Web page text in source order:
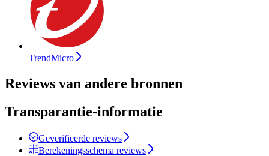
TrendMicro
Reviews van andere bronnen
Transparantie-informatie
Geverifieerde reviews
Berekeningsschema reviews